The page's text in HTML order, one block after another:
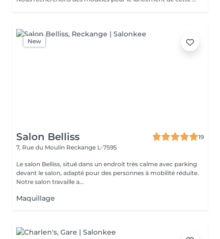
New
Salon Belliss
19
7, Rue du Moulin Reckange L-7595
Le salon Belliss, situé dans un endroit très calme avec parking
devant le salon, adapté pour des personnes à mobilité réduite.
Notre salon travaille a...
Maquillage